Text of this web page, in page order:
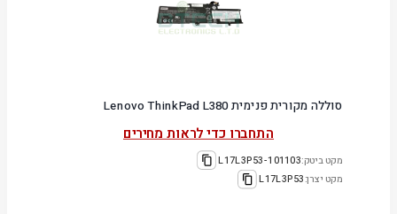
סוללה מקורית פנימית Lenovo ThinkPad L380
התחברו כדי לראות מחירים
מקט ביטק:101103-L17L3P53
מקט יצרן:L17L3P53